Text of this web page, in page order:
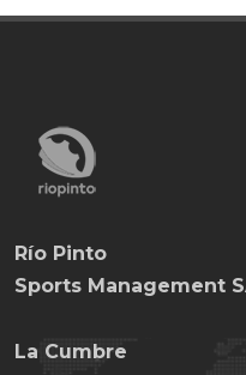
Río Pinto
Sports Management
La Cumbre